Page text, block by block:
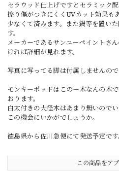
セラウッド仕上げですとセラミック
擦り傷がつきにくくUVカット効果も
少なくて済みます。また鍋等を置い
す。
メーカーであるサンユーペイントさ
ければ詳細が見れます。
写真に写ってる脚は付属しませんので
モンキーポッドはこのー木なんの木
おります。
白太付きの大径木はあまり無いのでい
この機会にいかがでしょうか。
徳島県から佐川急便にて発送予定です
この商品をア